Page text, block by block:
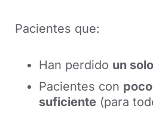
Pacientes que:
Han perdido un
Pacientes con
suficiente (para